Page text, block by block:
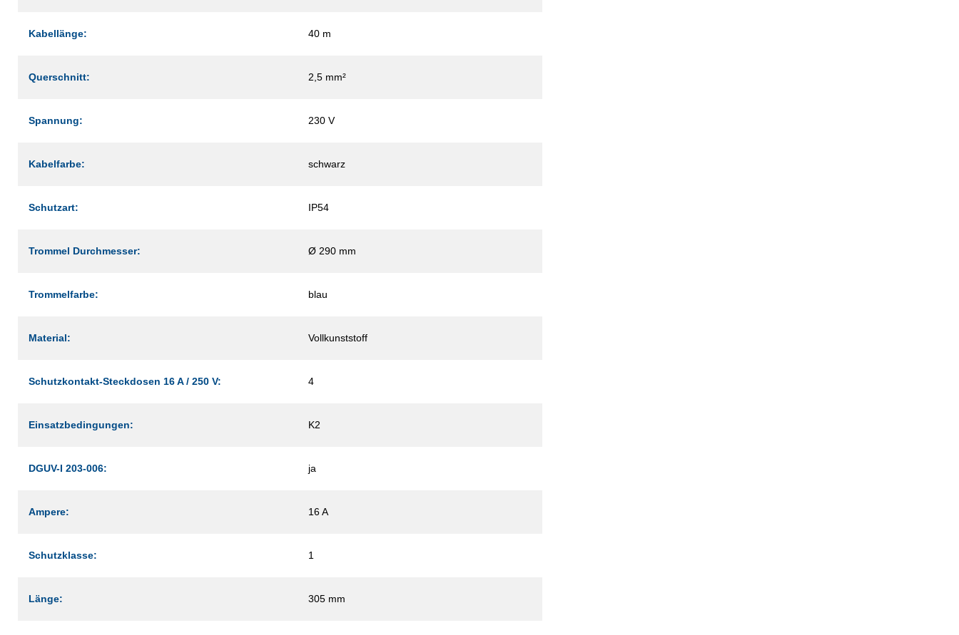
Kabellänge: 40 m
Querschnitt: 2,5 mm²
Spannung: 230 V
Kabelfarbe: schwarz
Schutzart: IP54
Trommel Durchmesser: Ø 290 mm
Trommelfarbe: blau
Material: Vollkunststoff
Schutzkontakt-Steckdosen 16 A / 250 V: 4
Einsatzbedingungen: K2
DGUV-I 203-006: ja
Ampere: 16 A
Schutzklasse: 1
Länge: 305 mm